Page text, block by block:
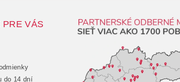
PRE VÁS
do 14 dní